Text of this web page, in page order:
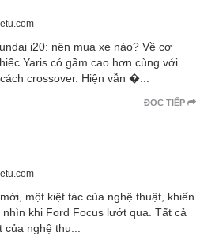
i20: nên mua xe nào? Về cơ
Yaris có gầm cao hơn cùng với
crossover. Hiện vẫn �...
ĐỌC TIẾP
một kiệt tác của nghệ thuật, khiến
khi Ford Focus lướt qua. Tất cả
nghệ thu...